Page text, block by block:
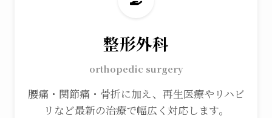
整形外科
orthopedic surgery
腰痛・関節痛・骨折に加え、再生医療やリハビ
リなど最新の治療で幅広く対応します。